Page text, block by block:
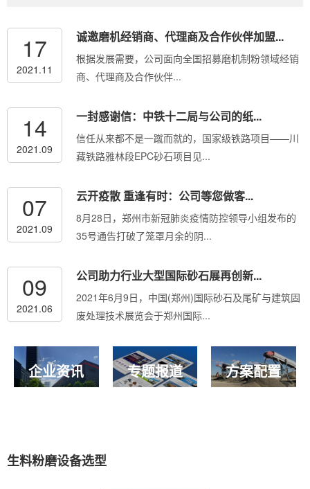
17
2021.11
诚邀磨机经销商、代理商及合作伙伴加盟...
根据发展需要，公司面向全国招募磨机制粉领域经销
商、代理商及合作伙伴...
14
2021.09
一封感谢信：中铁十二局与公司的纸...
信任从来都不是一蹴而就的，国家级铁路项目——川
藏铁路雅林段EPC砂石项目见...
07
2021.09
云开疫散 重逢有时：公司等您做客...
8月28日，郑州市新冠肺炎疫情防控领导小组发布的
35号通告打破了笼罩月余的阴...
09
2021.06
公司助力行业大型国际砂石展再创新...
2021年6月9日，中国(郑州)国际砂石及尾矿与建筑固
废处理技术展览会于郑州国际...
企业资讯 专题报道 方案配置
生料粉磨设备选型